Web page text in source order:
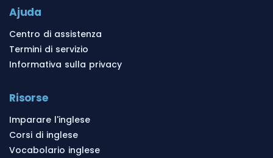
Ajuda
Centro di assistenza
Termini di servizio
Informativa sulla privacy
Risorse
Imparare l'inglese
Corsi di inglese
Vocabolario inglese